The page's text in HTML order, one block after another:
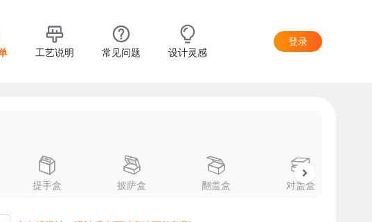
工艺说明 常见问题 设计灵感
登录
提手盒 披萨盒 翻盖盒 对盖盒